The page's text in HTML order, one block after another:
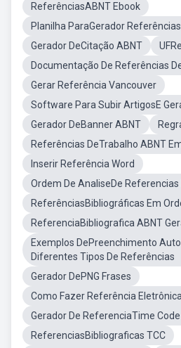
ReferênciasABNT Ebook
Planilha ParaGerador
Gerador DeCitação ABNT
Documentação De Referências
Gerar Referência Vancouver
Software Para Subir ArtigosE
Gerador DeBanner ABNT
Referências DeTrabalho ABNT
Inserir Referência Word
Ordem De AnaliseDe
ReferênciasBibliográficas Em
ReferenciaBibliografica ABNT
Exemplos DePreenchimento
Diferentes Tipos De Referências
Gerador DePNG Frases
Como Fazer Referência Eletrônica
Gerador De ReferenciaTime
ReferenciasBibliograficas TCC